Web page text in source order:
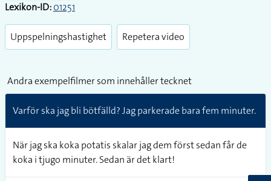
Lexikon-ID:01251
Uppspelningshastighet Repetera video
Andra exempelfilmer som innehåller tecknet
Varför ska jag bli bötfälld? Jag parkerade bara fem minuter.
När jag ska koka potatis skalar jag dem först sedan får de
koka i tjugo minuter. Sedan är det klart!